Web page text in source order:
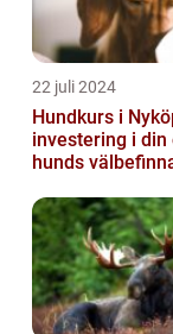
22 juli 2024
Hundkurs i
investering i din
hunds